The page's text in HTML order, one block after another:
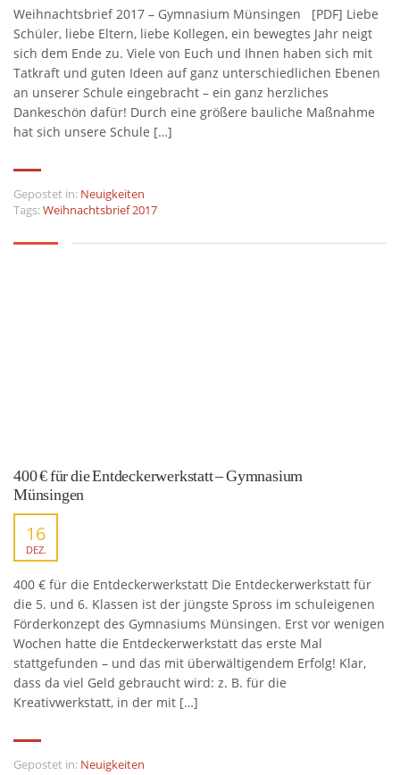
Weihnachtsbrief 2017 – Gymnasium Münsingen [PDF] Liebe
Schüler, liebe Eltern, liebe Kollegen, ein bewegtes Jahr neigt
sich dem Ende zu. Viele von Euch und Ihnen haben sich mit
Tatkraft und guten Ideen auf ganz unterschiedlichen Ebenen
an unserer Schule eingebracht – ein ganz herzliches
Dankeschön dafür! Durch eine größere bauliche Maßnahme
hat sich unsere Schule […]
Gepostet in: Neuigkeiten
Tags:Weihnachtsbrief 2017
400 € für die Entdeckerwerkstatt – Gymnasium
Münsingen
16
DEZ.
400 € für die Entdeckerwerkstatt Die Entdeckerwerkstatt für
die 5. und 6. Klassen ist der jüngste Spross im schuleigenen
Förderkonzept des Gymnasiums Münsingen. Erst vor wenigen
Wochen hatte die Entdeckerwerkstatt das erste Mal
stattgefunden – und das mit überwältigendem Erfolg! Klar,
dass da viel Geld gebraucht wird: z. B. für die
Kreativwerkstatt, in der mit […]
Gepostet in: Neuigkeiten